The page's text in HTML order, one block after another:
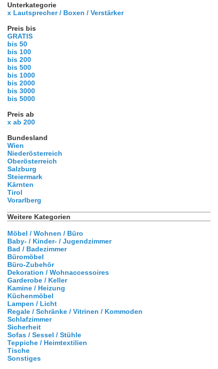
Unterkategorie
x Lautsprecher / Boxen / Verstärker
Preis bis
GRATIS
bis 50
bis 100
bis 200
bis 500
bis 1000
bis 2000
bis 3000
bis 5000
Preis ab
x ab 200
Bundesland
Wien
Niederösterreich
Oberösterreich
Salzburg
Steiermark
Kärnten
Tirol
Vorarlberg
Weitere Kategorien
Möbel / Wohnen / Büro
Baby- / Kinder- / Jugendzimmer
Bad / Badezimmer
Büromöbel
Büro-Zubehör
Dekoration / Wohnaccessoires
Garderobe / Keller
Kamine / Heizung
Küchenmöbel
Lampen / Licht
Regale / Schränke / Vitrinen / Kommoden
Schlafzimmer
Sicherheit
Sofas / Sessel / Stühle
Teppiche / Heimtextilien
Tische
Sonstiges